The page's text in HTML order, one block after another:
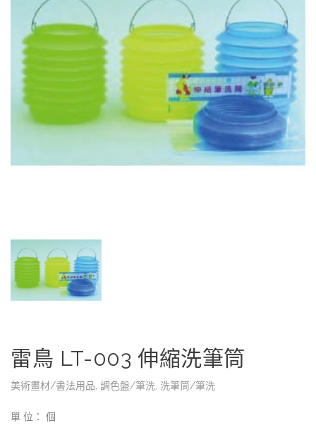
雷鳥 LT-003 伸縮洗筆筒
美術畫材/書法用品, 調色盤/筆洗, 洗筆筒/筆洗
單 位： 個